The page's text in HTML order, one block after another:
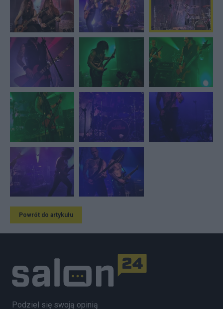
Powrót do artykułu
Podziel się swoją opinią